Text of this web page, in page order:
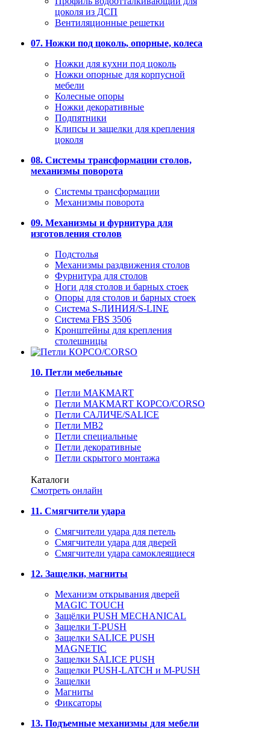
цоколя из ДСП
Вентиляционные решетки
07. Ножки под цоколь, опорные, колеса
Ножки для кухни под цоколь
Ножки опорные для корпусной
мебели
Колесные опоры
Ножки декоративные
Подпятники
Клипсы и защелки для крепления
цоколя
08. Системы трансформации столов,
механизмы поворота
Системы трансформации
Механизмы поворота
09. Механизмы и фурнитура для
изготовления столов
Подстолья
Механизмы раздвижения столов
Фурнитура для столов
Ноги для столов и барных стоек
Опоры для столов и барных стоек
Система S-ЛИНИЯ/S-LINE
Система FBS 3506
Кронштейны для крепления
столешницы
10. Петли мебельные
Петли MAKMART
Петли MAKMART КОРСО/CORSO
Петли САЛИЧЕ/SALICE
Петли MB2
Петли специальные
Петли декоративные
Петли скрытого монтажа
Каталоги
Смотреть онлайн
11. Смягчители удара
Смягчители удара для петель
Смягчители удара для дверей
Cмягчители удара самоклеящиеся
12. Защелки, магниты
Механизм открывания дверей
MAGIC TOUCH
Защёлки PUSH MECHANICAL
Защелки T-PUSH
Защелки SALICE PUSH
MAGNETIC
Защелки SALICE PUSH
Защелки PUSH-LATCH и M-PUSH
Защелки
Магниты
Фиксаторы
13. Подъемные механизмы для мебели